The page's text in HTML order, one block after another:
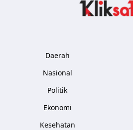
Daerah
Nasional
Politik
Ekonomi
Kesehatan